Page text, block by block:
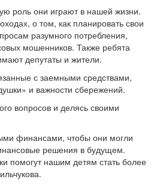
роль они играют в нашей жизни.
о том, как планировать свои
разумного потребления,
мошенников. Также ребята
депутаты и жители.
с заемными средствами,
и важности сбережений.
вопросов и делясь своими
финансами, чтобы они могли
решения в будущем.
помогут нашим детям стать более